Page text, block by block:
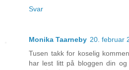
Svar
Monika Taarneby 20. februar
Tusen takk for koselig
har lest litt på bloggen din